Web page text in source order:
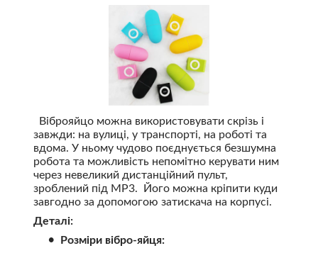
Віброяйцо можна використовувати скрізь і
завжди: на вулиці, у транспорті, на роботі та
вдома. У ньому чудово поєднується безшумна
робота та можливість непомітно керувати ним
через невеликий дистанційний пульт,
зроблений під MP3. Його можна кріпити куди
завгодно за допомогою затискача на корпусі.
Деталі:
Розміри вібро-яйця: